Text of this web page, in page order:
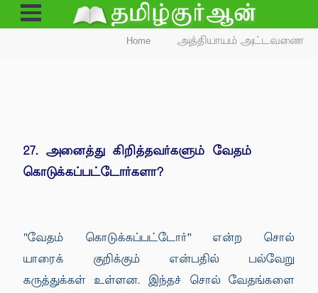
Open
Menu
Home அத்தியாயம் அட்டவணை
27. அனைத்து கிறித்தவர்களும் வேதம்
கொடுக்கப்பட்டோர்களா?
"வேதம் கொடுக்கப்பட்டோர்'' என்ற சொல்
யாரைக் குறிக்கும் என்பதில் பல்வேறு
கருத்துக்கள் உள்ளன. இந்தச் சொல் வேதங்களை